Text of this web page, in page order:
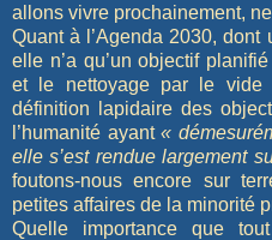
allons vivre prochainement,
Quant à l’Agenda 2030, dont
elle n’a qu’un objectif
et le nettoyage par le vide
définition lapidaire des
l’humanité ayant«
elle s’est rendue largement
foutons-nous encore sur
petites affaires de la minorité
Quelle importance que